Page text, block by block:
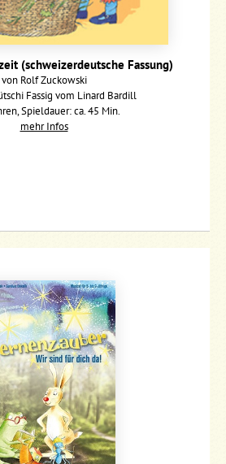
(schweizerdeutsche Fassung)
von Rolf Zuckowski
Fassig vom Linard Bardill
Spieldauer: ca. 45 Min.
mehr Infos